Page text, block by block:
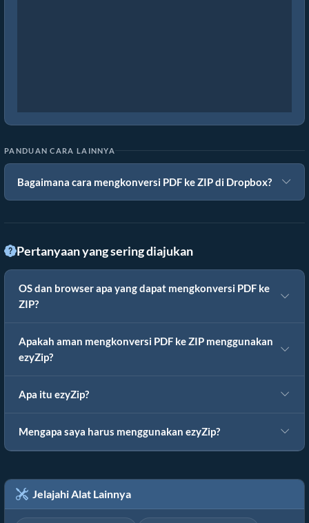
PANDUAN CARA LAINNYA
Bagaimana cara mengkonversi PDF ke ZIP di Dropbox?
Pertanyaan yang sering diajukan
OS dan browser apa yang dapat mengkonversi PDF ke
ZIP?
Apakah aman mengkonversi PDF ke ZIP menggunakan
ezyZip?
Apa itu ezyZip?
Mengapa saya harus menggunakan ezyZip?
Jelajahi Alat Lainnya